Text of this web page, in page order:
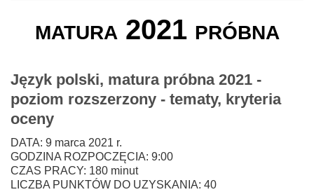
matura 2021 próbna
Język polski, matura próbna 2021 -
poziom rozszerzony - tematy, kryteria
oceny
DATA: 9 marca 2021 r.
GODZINA ROZPOCZĘCIA: 9:00
CZAS PRACY: 180 minut
LICZBA PUNKTÓW DO UZYSKANIA: 40